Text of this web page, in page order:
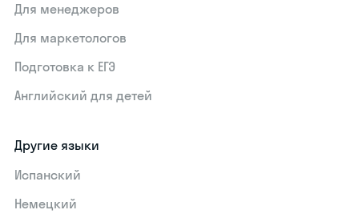
Для менеджеров
Для маркетологов
Подготовка к ЕГЭ
Английский для детей
Другие языки
Испанский
Немецкий